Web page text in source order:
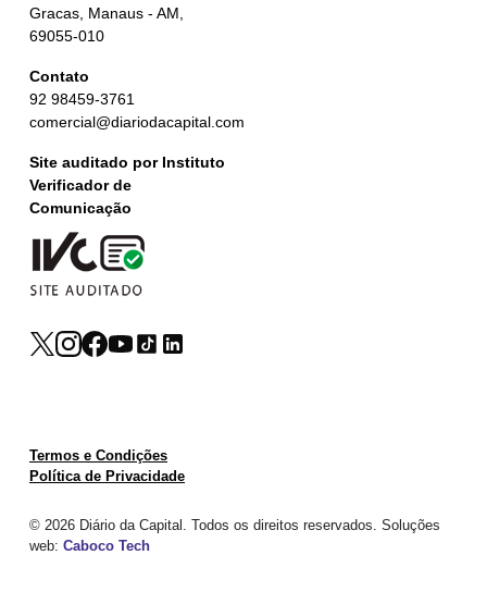
Gracas, Manaus - AM,
69055-010
Contato
92 98459-3761
comercial@diariodacapital.com
Site auditado por Instituto
Verificador de
Comunicação
© 2026 Diário da Capital. Todos os direitos reservados. Soluções
web: Caboco Tech
Termos e Condições
Política de Privacidade